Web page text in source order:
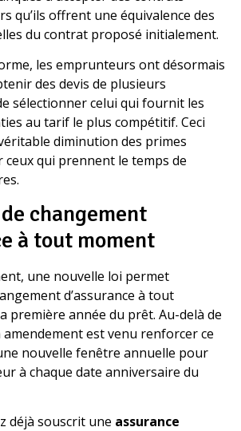
qu’ils offrent une équivalence des
du contrat proposé initialement.
les emprunteurs ont désormais
des devis de plusieurs
sélectionner celui qui fournit les
au tarif le plus compétitif. Ceci
diminution des primes
ceux qui prennent le temps de
changement
à tout moment
une nouvelle loi permet
d’assurance à tout
première année du prêt. Au-delà de
est venu renforcer ce
nouvelle fenêtre annuelle pour
à chaque date anniversaire du
déjà souscrit une assurance